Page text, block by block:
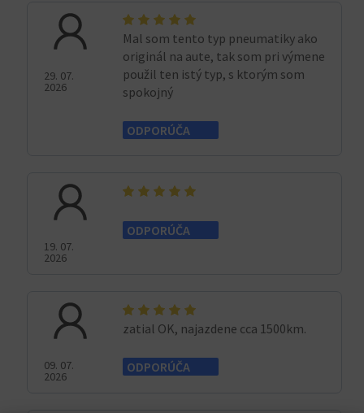
29. 07.
2026
Mal som tento typ pneumatiky ako
originál na aute, tak som pri výmene
použil ten istý typ, s ktorým som
spokojný
ODPORÚČA
19. 07.
2026
ODPORÚČA
09. 07.
2026
zatial OK, najazdene cca 1500km.
ODPORÚČA